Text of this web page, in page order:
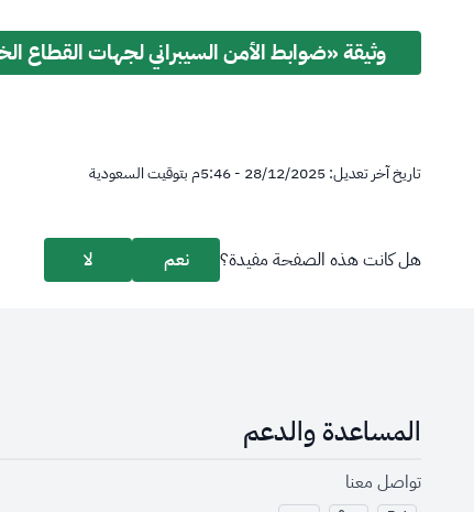
وثيقة «ضوابط الأمن السيبراني لجهات القطاع
تاريخ آخر تعديل:28/12/2025 - 5:46 مبتوقيت السعودية
هل كانت هذه الصفحة مفيدة؟ نعم لا
المساعدة والدعم
تواصل معنا